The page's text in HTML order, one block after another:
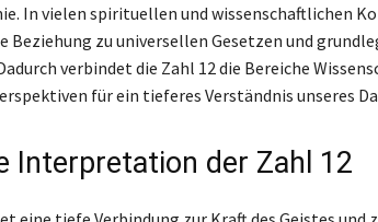
In vielen spirituellen und wissenschaftlichen
Beziehung zu universellen Gesetzen und
verbindet die Zahl 12 die Bereiche
für ein tieferes Verständnis unseres
Interpretation der Zahl 12